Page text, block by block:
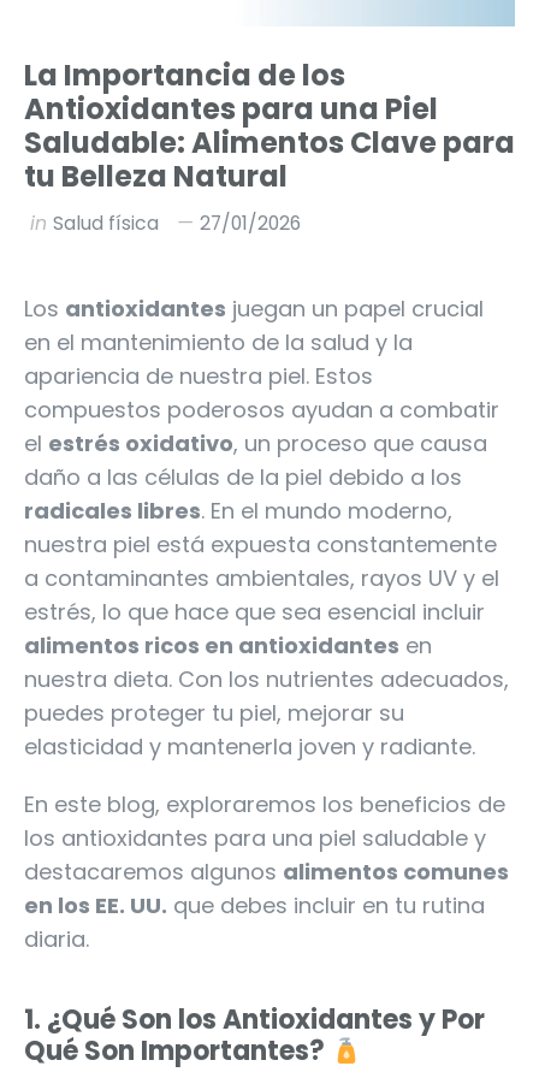
La Importancia de los
Antioxidantes para una Piel
Saludable: Alimentos Clave para
tu Belleza Natural
in Salud física 27/01/2026
Los antioxidantes juegan un papel crucial
en el mantenimiento de la salud y la
apariencia de nuestra piel. Estos
compuestos poderosos ayudan a combatir
el estrés oxidativo, un proceso que causa
daño a las células de la piel debido a los
radicales libres. En el mundo moderno,
nuestra piel está expuesta constantemente
a contaminantes ambientales, rayos UV y el
estrés, lo que hace que sea esencial incluir
alimentos ricos en antioxidantes en
nuestra dieta. Con los nutrientes adecuados,
puedes proteger tu piel, mejorar su
elasticidad y mantenerla joven y radiante.
En este blog, exploraremos los beneficios de
los antioxidantes para una piel saludable y
destacaremos algunos alimentos comunes
en los EE. UU. que debes incluir en tu rutina
diaria.
1. ¿Qué Son los Antioxidantes y Por
Qué Son Importantes?